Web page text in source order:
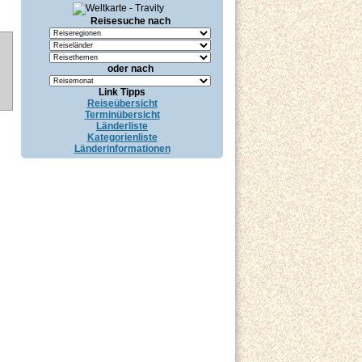
Reisesuche nach
oder nach
Link Tipps
Reiseübersicht
Terminübersicht
Länderliste
Kategorienliste
Länderinformationen